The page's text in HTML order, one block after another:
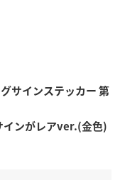
グサインステッカー 第
インがレアver.(金色)